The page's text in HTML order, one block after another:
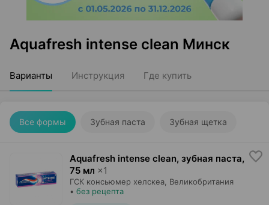
Aquafresh intense clean Минск
Варианты Инструкция Где купить
Все формы Зубная паста Зубная щетка
Aquafresh intense clean, зубная паста,
75 мл ×1
ГСК консьюмер хелскеа , Великобритания
• без рецепта